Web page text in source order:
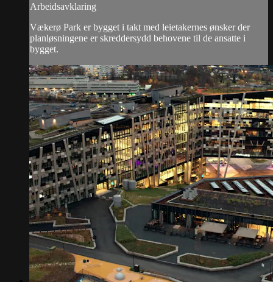
Arbeidsavklaring
Vækerø Park er bygget i takt med leietakernes ønsker der
planløsningene er skreddersydd behovene til de ansatte i
bygget.